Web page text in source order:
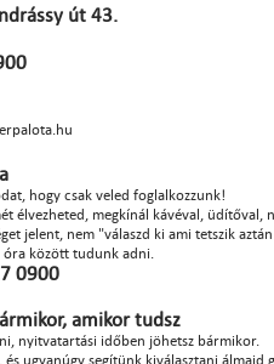
út 43.
hogy csak veled foglalkozzunk!
élvezheted, megkínál kávéval, üdítőval,
jelent, nem "válaszd ki ami tetszik
között tudunk adni.
0900
amikor tudsz
nyitvatartási időben jöhetsz bármikor.
és ugyanúgy segítünk kiválasztani álmaid